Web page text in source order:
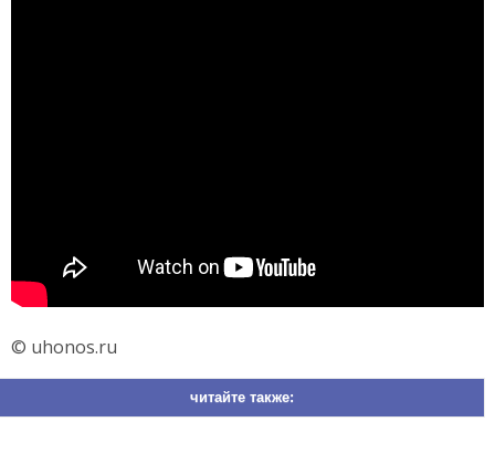
© uhonos.ru
читайте также: